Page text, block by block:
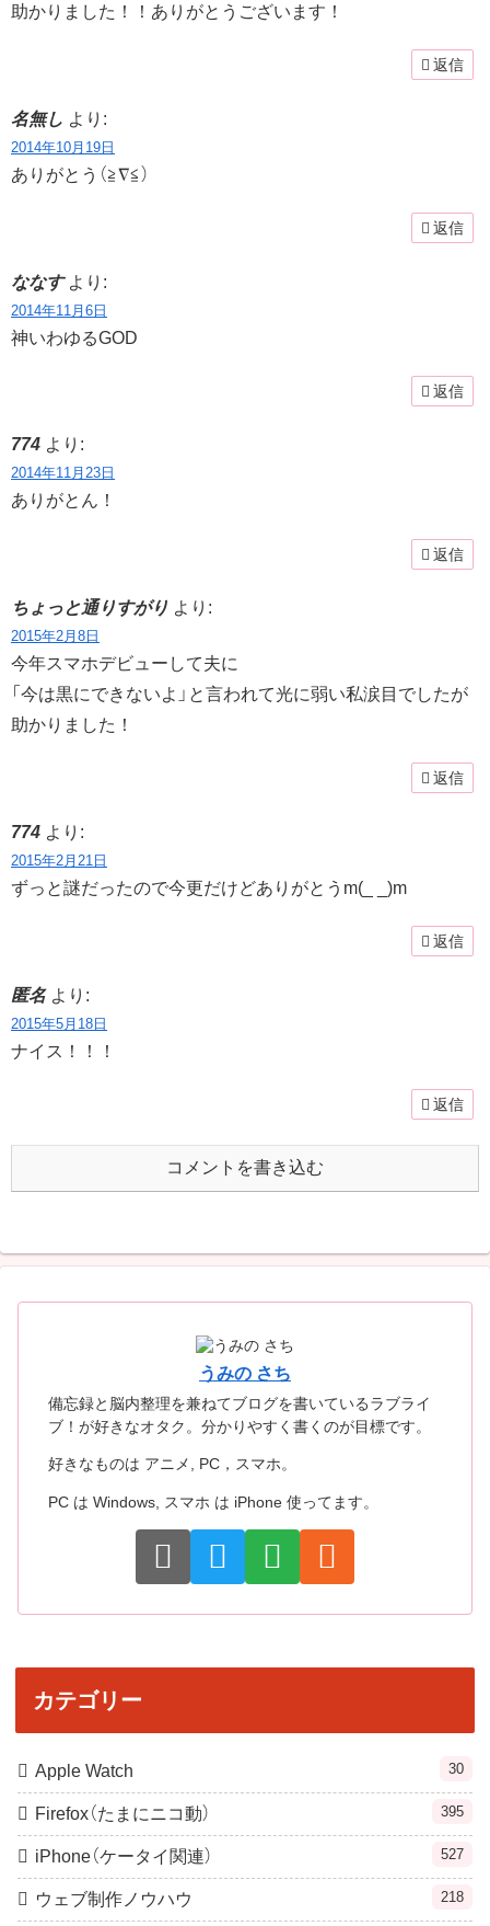
助かりました！！ありがとうございます！
返信
名無し より:
2014年10月19日
ありがとう（≧∇≦）
返信
ななす より:
2014年11月6日
神いわゆるGOD
返信
774 より:
2014年11月23日
ありがとん！
返信
ちょっと通りすがり より:
2015年2月8日
今年スマホデビューして夫に
「今は黒にできないよ」と言われて光に弱い私涙目でしたが
助かりました！
返信
774 より:
2015年2月21日
ずっと謎だったので今更だけどありがとうm(_ _)m
返信
匿名 より:
2015年5月18日
ナイス！！！
返信
コメントを書き込む
うみの さち
備忘録と脳内整理を兼ねてブログを書いているラブライ
ブ！が好きなオタク。分かりやすく書くのが目標です。
好きなものは アニメ, PC，スマホ。
PC は Windows, スマホ は iPhone 使ってます。
カテゴリー
Apple Watch 30
Firefox（たまにニコ動） 395
iPhone（ケータイ関連） 527
ウェブ制作ノウハウ 218